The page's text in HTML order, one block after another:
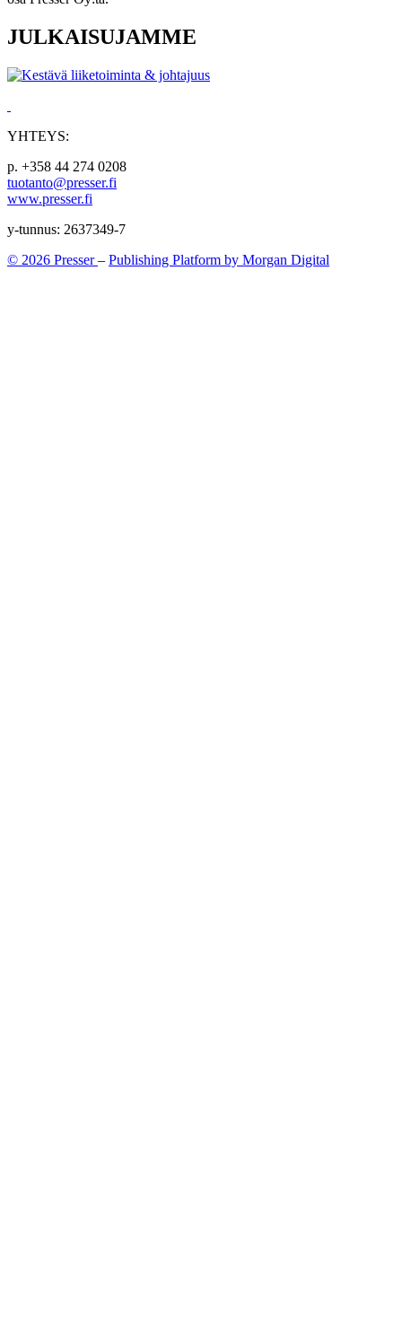
JULKAISUJAMME
YHTEYS:
p. +358 44 274 0208
tuotanto@presser.fi
www.presser.fi
y-tunnus: 2637349-7
© 2026 Presser– Publishing Platform by Morgan Digital